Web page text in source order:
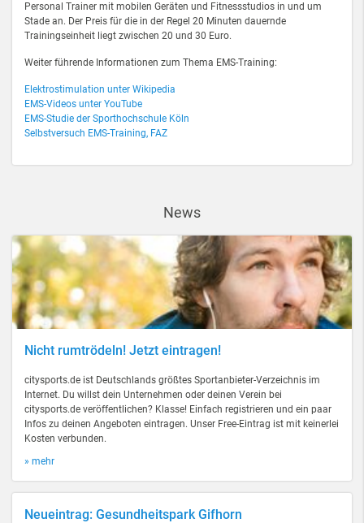
Personal Trainer mit mobilen Geräten und Fitnessstudios in und um
Stade an. Der Preis für die in der Regel 20 Minuten dauernde
Trainingseinheit liegt zwischen 20 und 30 Euro.
Weiter führende Informationen zum Thema EMS-Training:
Elektrostimulation unter Wikipedia
EMS-Videos unter YouTube
EMS-Studie der Sporthochschule Köln
Selbstversuch EMS-Training, FAZ
News
Nicht rumtrödeln! Jetzt eintragen!
citysports.de ist Deutschlands größtes Sportanbieter-Verzeichnis im
Internet. Du willst dein Unternehmen oder deinen Verein bei
citysports.de veröffentlichen? Klasse! Einfach registrieren und ein paar
Infos zu deinen Angeboten eintragen. Unser Free-Eintrag ist mit keinerlei
Kosten verbunden.
» mehr
Neueintrag: Gesundheitspark Gifhorn